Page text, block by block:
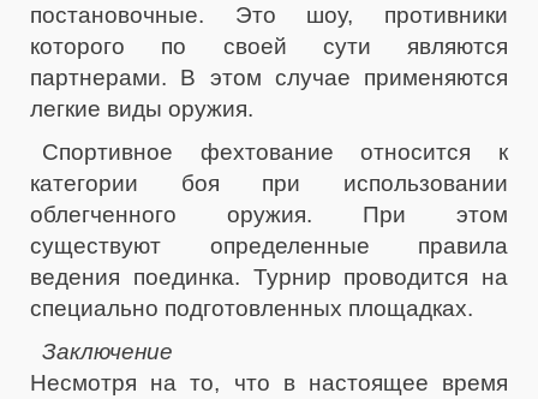
постановочные. Это шоу, противники
которого по своей сути являются
партнерами. В этом случае применяются
легкие виды оружия.
Спортивное фехтование относится к
категории боя при использовании
облегченного оружия. При этом
существуют определенные правила
ведения поединка. Турнир проводится на
специально подготовленных площадках.
Заключение
Несмотря на то, что в настоящее время